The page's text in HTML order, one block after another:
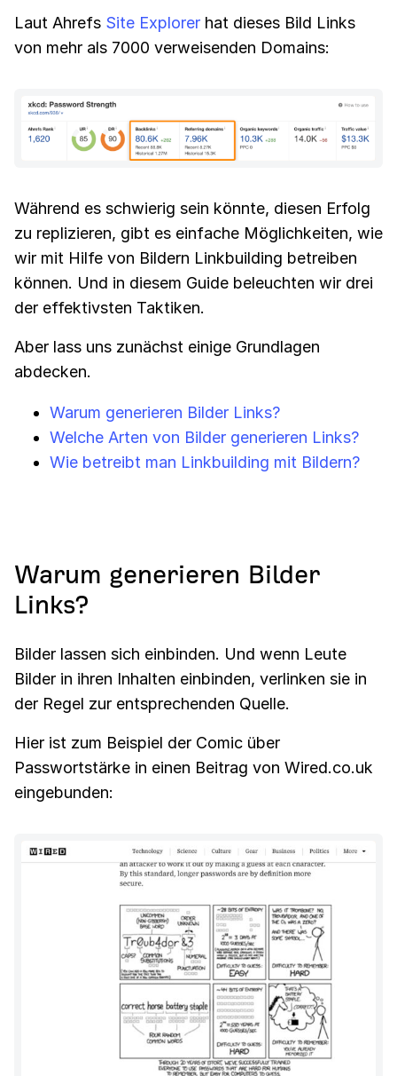
Laut Ahrefs Site Explorer hat dieses Bild Links
von mehr als 7000 verweisenden Domains:
Während es schwierig sein könnte, diesen Erfolg
zu replizieren, gibt es einfache Möglichkeiten, wie
wir mit Hilfe von Bildern Linkbuilding betreiben
können. Und in diesem Guide beleuchten wir drei
der effektivsten Taktiken.
Aber lass uns zunächst einige Grundlagen
abdecken.
Warum generieren Bilder Links?
Welche Arten von Bilder generieren Links?
Wie betreibt man Linkbuilding mit Bildern?
Warum generieren Bilder
Links?
Bilder lassen sich einbinden. Und wenn Leute
Bilder in ihren Inhalten einbinden, verlinken sie in
der Regel zur entsprechenden Quelle.
Hier ist zum Beispiel der Comic über
Passwortstärke in einen Beitrag von Wired.co.uk
eingebunden: